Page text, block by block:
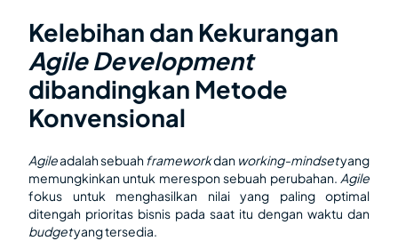
Kelebihan dan Kekurangan
Agile Development
dibandingkan Metode
Konvensional
Agileadalah sebuah frameworkdan working-mindsetyang
memungkinkan untuk merespon sebuah perubahan. Agile
fokus untuk menghasilkan nilai yang paling optimal
ditengah prioritas bisnis pada saat itu dengan waktu dan
budgetyang tersedia.